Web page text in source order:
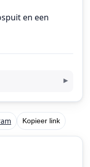
en een
Kopieer link